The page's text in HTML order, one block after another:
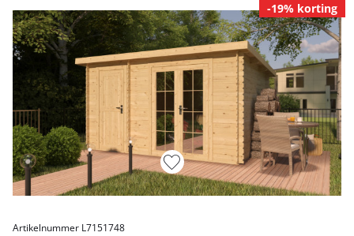
-19% korting
Artikelnummer L7151748